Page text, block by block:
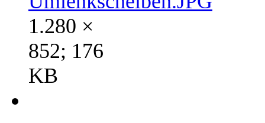
1.280 ×
852; 176
KB